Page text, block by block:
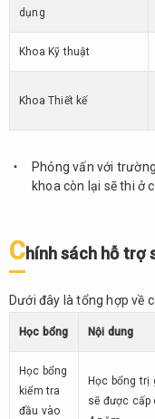
dụng
Khoa Kỹ thuật
Khoa Thiết kế
Phỏng vấn với
khoa còn lại sẽ thi ở
Chính sách hỗ trợ
Dưới đây là tổng hợp về
Học bổng Nội dung
Học bổng
kiểm tra
đầu vào
Học bổng trị
sẽ được cấp